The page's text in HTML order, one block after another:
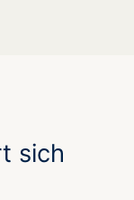
sich